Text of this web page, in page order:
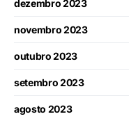
dezembro 2023
novembro 2023
outubro 2023
setembro 2023
agosto 2023